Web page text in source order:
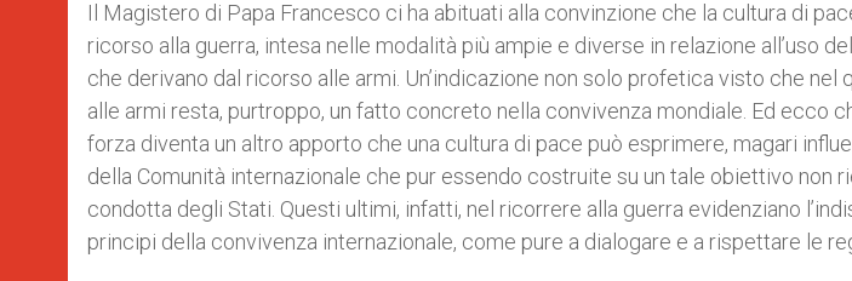
Il Magistero di Papa Francesco ci ha abituati alla convinzione che la cultura di
ricorso alla guerra, intesa nelle modalità più ampie e diverse in relazione all’uso
che derivano dal ricorso alle armi. Un’indicazione non solo profetica visto che nel
alle armi resta, purtroppo, un fatto concreto nella convivenza mondiale. Ed ecco
forza diventa un altro apporto che una cultura di pace può esprimere, magari
della Comunità internazionale che pur essendo costruite su un tale obiettivo non
condotta degli Stati. Questi ultimi, infatti, nel ricorrere alla guerra evidenziano
principi della convivenza internazionale, come pure a dialogare e a rispettare le